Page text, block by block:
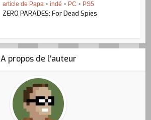
article de Papa • indé • PC • PS5
ZERO PARADES: For Dead Spies
A propos de l'auteur